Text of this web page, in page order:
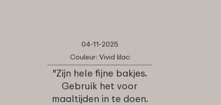
04-11-2025
Couleur: Vivid lilac
"Zijn hele fijne bakjes.
Gebruik het voor
maaltijden in te doen.